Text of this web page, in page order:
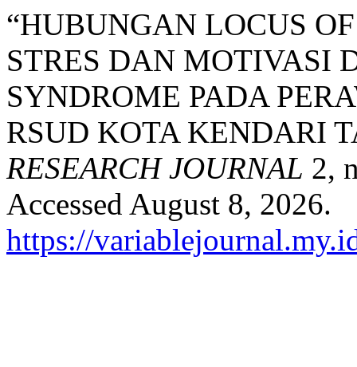
“HUBUNGAN LOCUS
STRES DAN MOTIVASI
SYNDROME PADA
RSUD KOTA KENDARI
RESEARCH JOURNAL 2,
Accessed August 8, 2026.
https://